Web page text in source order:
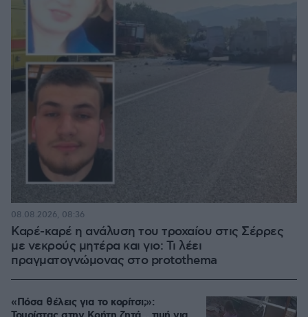
Καρέ-καρέ η ανάλυση του τροχαίου στις Σέρρες
με νεκρούς μητέρα και γιο: Τι λέει
πραγματογνώμονας στο protothema
08.08.2026, 08:36
«Πόσα θέλεις για το κορίτσι;»: